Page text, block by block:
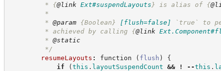
* {@link Ext#suspendLayouts } is alias of {
*
* @param {Boolean} [flush=false]
`true` to
* achieved by calling {@link
* @static
*/
resumeLayouts : function ( flush )
{
if
(this . layoutSuspendCount && ! --this .